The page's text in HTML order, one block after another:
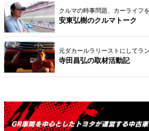
クルマの時事問題、カーライフ
安東弘樹のクルマトーク
元ダカールラリーストにしてラ
寺田昌弘の取材活動記